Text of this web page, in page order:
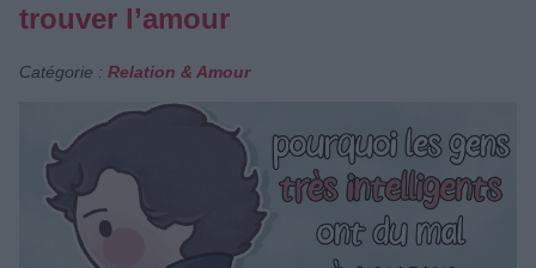
trouver l’amour
Catégorie : Relation & Amour